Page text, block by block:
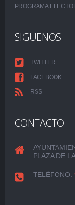
PROGRAMA
SIGUENOS
TWITTER
FACEBOOK
RSS
CONTACTO
PLAZA DE
TELÉFONO: